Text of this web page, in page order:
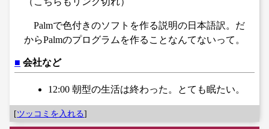
Palmで色付きのソフトを作る説明の日本語訳。だ
からPalmのプログラムを作ることなんてないって。
■ 会社など
12:00 朝型の生活は終わった。とても眠たい。
[ツッコミを入れる]